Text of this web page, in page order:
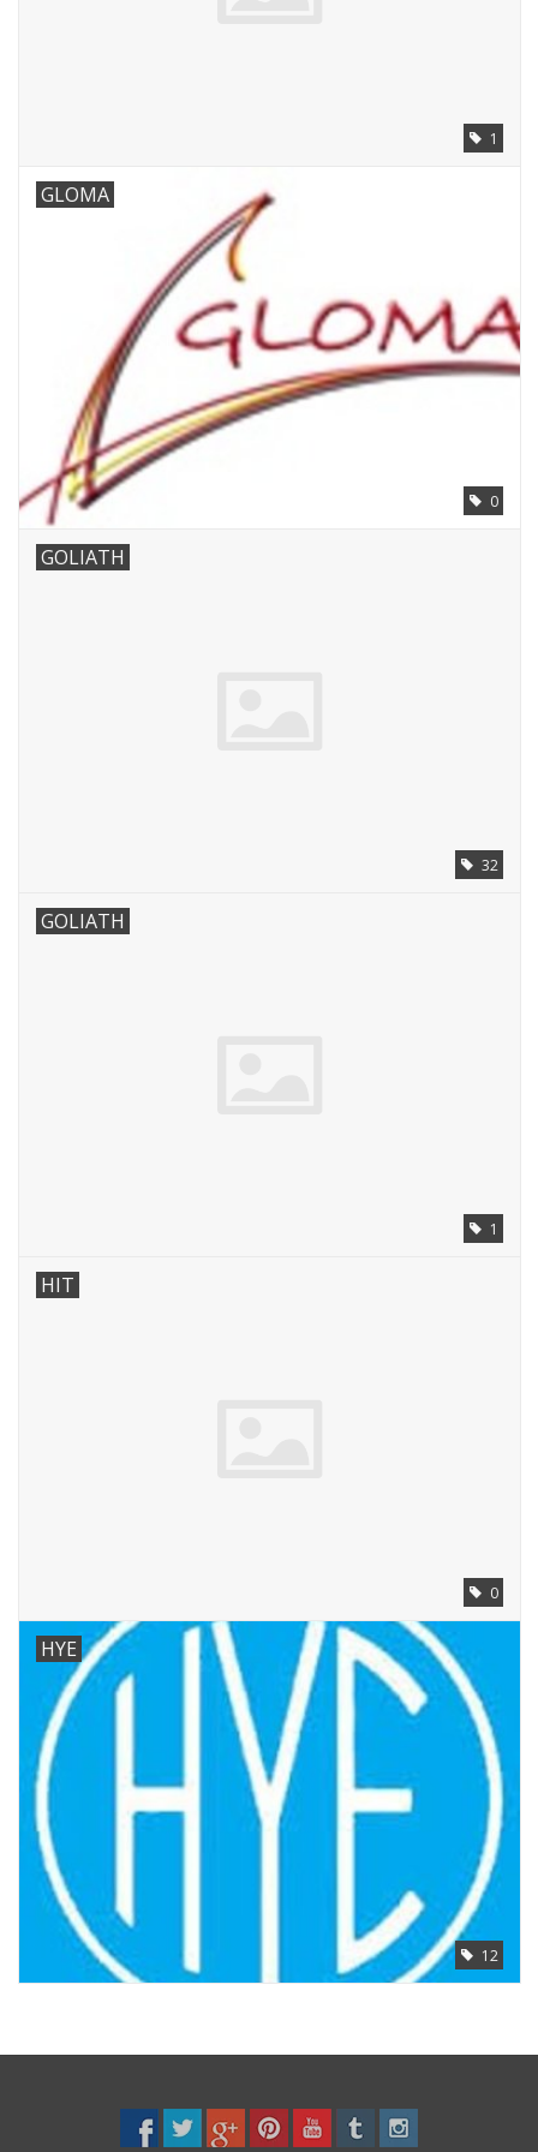
Rvs Staalkabel spanner
Staalkabel met coating
Staalkabel Klem
1
GLOMA
0
GOLIATH
32
GOLIATH
1
HIT
0
HYE
12